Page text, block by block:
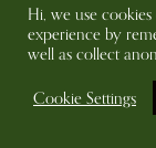
Shop
Hi, we use
experience by
well as collect
Cookie Settings